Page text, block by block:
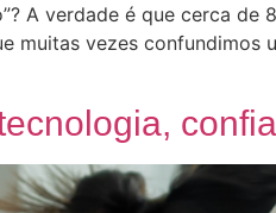
A verdade é que cerca
muitas vezes